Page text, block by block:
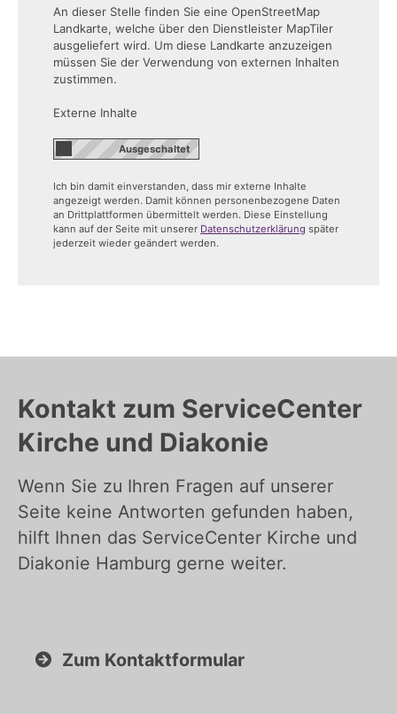
An dieser Stelle finden Sie eine OpenStreetMap
Landkarte, welche über den Dienstleister MapTiler
ausgeliefert wird. Um diese Landkarte anzuzeigen
müssen Sie der Verwendung von externen Inhalten
zustimmen.
Externe Inhalte
Ich bin damit einverstanden, dass mir externe Inhalte
angezeigt werden. Damit können personenbezogene Daten
an Drittplattformen übermittelt werden. Diese Einstellung
kann auf der Seite mit unserer Datenschutzerklärung später
jederzeit wieder geändert werden.
Kontakt zum ServiceCenter
Kirche und Diakonie
Wenn Sie zu Ihren Fragen auf unserer
Seite keine Antworten gefunden haben,
hilft Ihnen das ServiceCenter Kirche und
Diakonie Hamburg gerne weiter.
Zum Kontaktformular